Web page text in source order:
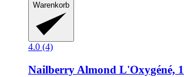
Warenkorb
4.0 (4)
Nailberry Almond L'Oxygéné,